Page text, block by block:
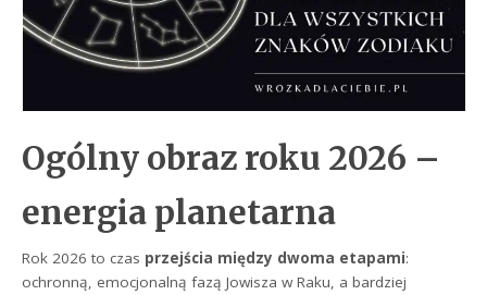
Ogólny obraz roku 2026 –
energia planetarna
Rok 2026 to czas przejścia między dwoma etapami:
ochronną, emocjonalną fazą Jowisza w Raku, a bardziej